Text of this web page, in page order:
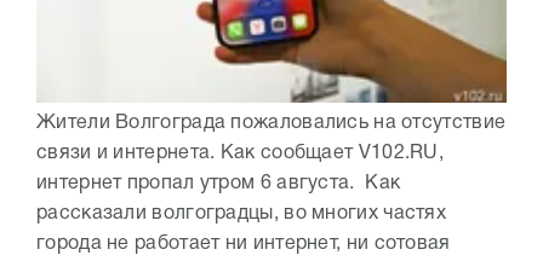
Жители Волгограда пожаловались на отсутствие
связи и интернета. Как сообщает V102.RU,
интернет пропал утром 6 августа. Как
рассказали волгоградцы, во многих частях
города не работает ни интернет, ни сотовая